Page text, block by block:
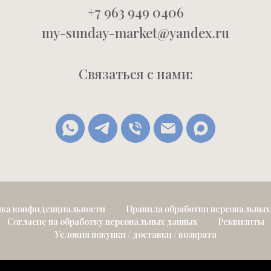
+7 963 949 0406
my-sunday-market@yandex.ru
Связаться с нами:
конфиденциальности
Правила обработки
Согласие на обработку персональных данных
Реквизиты
Условия покупки / доставки / возврата